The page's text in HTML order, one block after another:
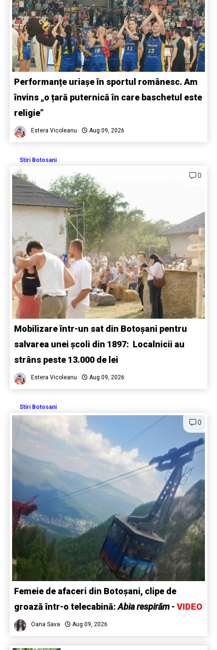
Performanțe uriașe în sportul românesc. Am
învins „o țară puternică în care baschetul este
religie”
Estera Vicoleanu Aug 09, 2026
Stiri Botosani
0
Mobilizare într-un sat din Botoșani pentru
salvarea unei școli din 1897: Localnicii au
strâns peste 13.000 de lei
Estera Vicoleanu Aug 09, 2026
Stiri Botosani
0
Femeie de afaceri din Botoșani, clipe de
groază într-o telecabină:Abia respirăm - VIDEO
Oana Sava Aug 09, 2026